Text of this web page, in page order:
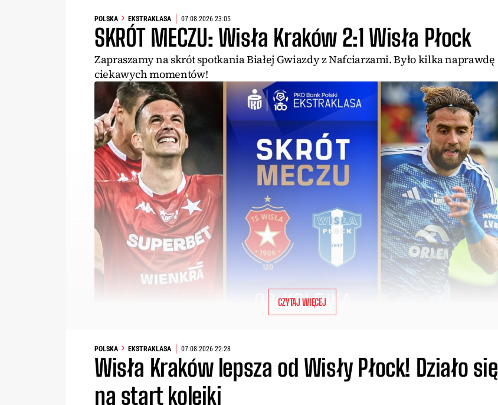
POLSKA EKSTRAKLASA 07.08.2026 23:05
SKRÓT MECZU: Wisła Kraków 2:1 Wisła Płock
Zapraszamy na skrót spotkania Białej Gwiazdy z Nafciarzami. Było kilka naprawdę
ciekawych momentów!
CZYTAJ WIĘCEJ
POLSKA EKSTRAKLASA 07.08.2026 22:28
Wisła Kraków lepsza od Wisły Płock! Działo się
na start kolejki